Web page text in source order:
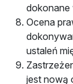
dokonane
Ocena
ustaleń
jest nową